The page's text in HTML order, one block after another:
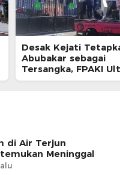
Desak Kejati
Abubakar sebagai
Tersangka, FPAKI
Kajati dan BPK
di Air Terjun
Meninggal